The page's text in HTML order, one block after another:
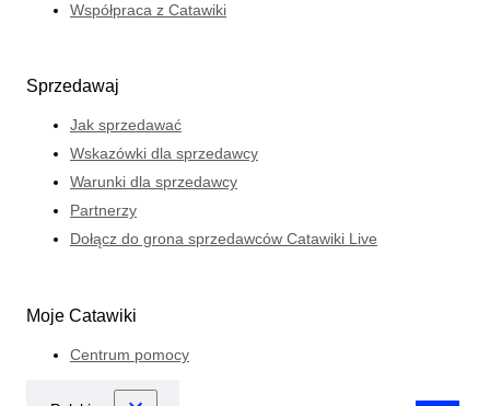
Współpraca z Catawiki
Sprzedawaj
Jak sprzedawać
Wskazówki dla sprzedawcy
Warunki dla sprzedawcy
Partnerzy
Dołącz do grona sprzedawców Catawiki Live
Moje Catawiki
Centrum pomocy